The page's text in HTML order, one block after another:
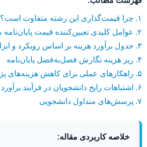
۱. چرا قیمت‌گذاری این رشته متفاوت است؟
۲. عوامل کلیدی تعیین‌کننده قیمت پایان‌نامه مالی
۳. جدول برآورد هزینه بر اساس رویکرد و ابزار پژوهش
۴. ریز هزینه نگارش فصل‌به‌فصل پایان‌نامه
۵. راهکارهای عملی برای کاهش هزینه‌های پژوهش
۶. اشتباهات رایج دانشجویان در فرآیند برآورد هزینه
۷. پرسش‌های متداول دانشجویی
خلاصه کاربردی مقاله: